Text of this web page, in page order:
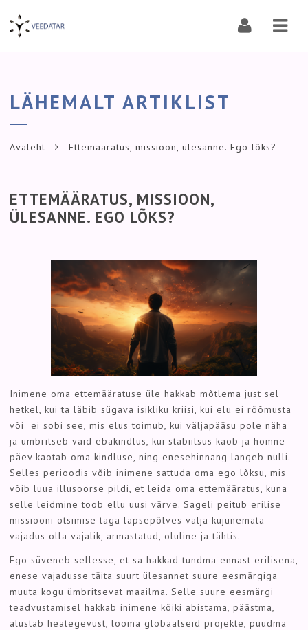
LÄHEMALT ARTIKLIST
Avaleht Ettemääratus, missioon, ülesanne. Ego lõks?
ETTEMÄÄRATUS, MISSIOON,
ÜLESANNE. EGO LÕKS?
Inimene oma ettemääratuse üle hakkab mõtlema just sel
hetkel, kui ta läbib sügava isikliku kriisi, kui elu ei rõõmusta
või ei sobi see, mis elus toimub, kui väljapääsu pole näha
ja ümbritseb vaid ebakindlus, kui stabiilsus kaob ja homne
päev kaotab oma kindluse, ning enesehinnang langeb nulli.
Selles perioodis võib inimene sattuda oma ego lõksu, mis
võib luua illusoorse pildi, et leida oma ettemääratus, kuna
selle leidmine toob ellu uusi värve. Sageli peitub erilise
missiooni otsimise taga lapsepõlves välja kujunemata
vajadus olla vajalik, armastatud, oluline ja tähtis.
Ego süveneb sellesse, et sa hakkad tundma ennast erilisena,
enese vajadusse täita suurt ülesannet suure eesmärgiga
muuta kogu ümbritsevat maailma. Selle suure eesmärgi
teadvustamisel hakkab inimene kõiki abistama, päästma,
alustab heategevust, looma globaalseid projekte, püüdma